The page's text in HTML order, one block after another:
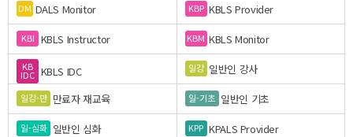
DM DALS Monitor KBP KBLS Provider
KBI KBLS Instructor KBM KBLS Monitor
KB
IDC KBLS IDC 일강 일반인 강사
일강-만 만료자 재교육 일-기초 일반인 기초
일-심화 일반인 심화 KPP KPALS Provider